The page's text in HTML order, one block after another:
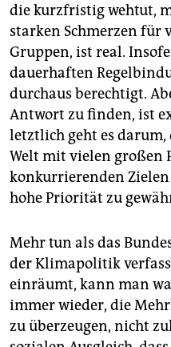
die kurzfristig wehtut,
starken Schmerzen für
Gruppen, ist real.
dauerhaften
durchaus berechtigt.
Antwort zu finden, ist
letztlich geht es
Welt mit vielen großen
konkurrierenden
hohe Priorität zu
Mehr tun als das
der Klimapolitik
einräumt, kann man
immer wieder, die
zu überzeugen, nicht